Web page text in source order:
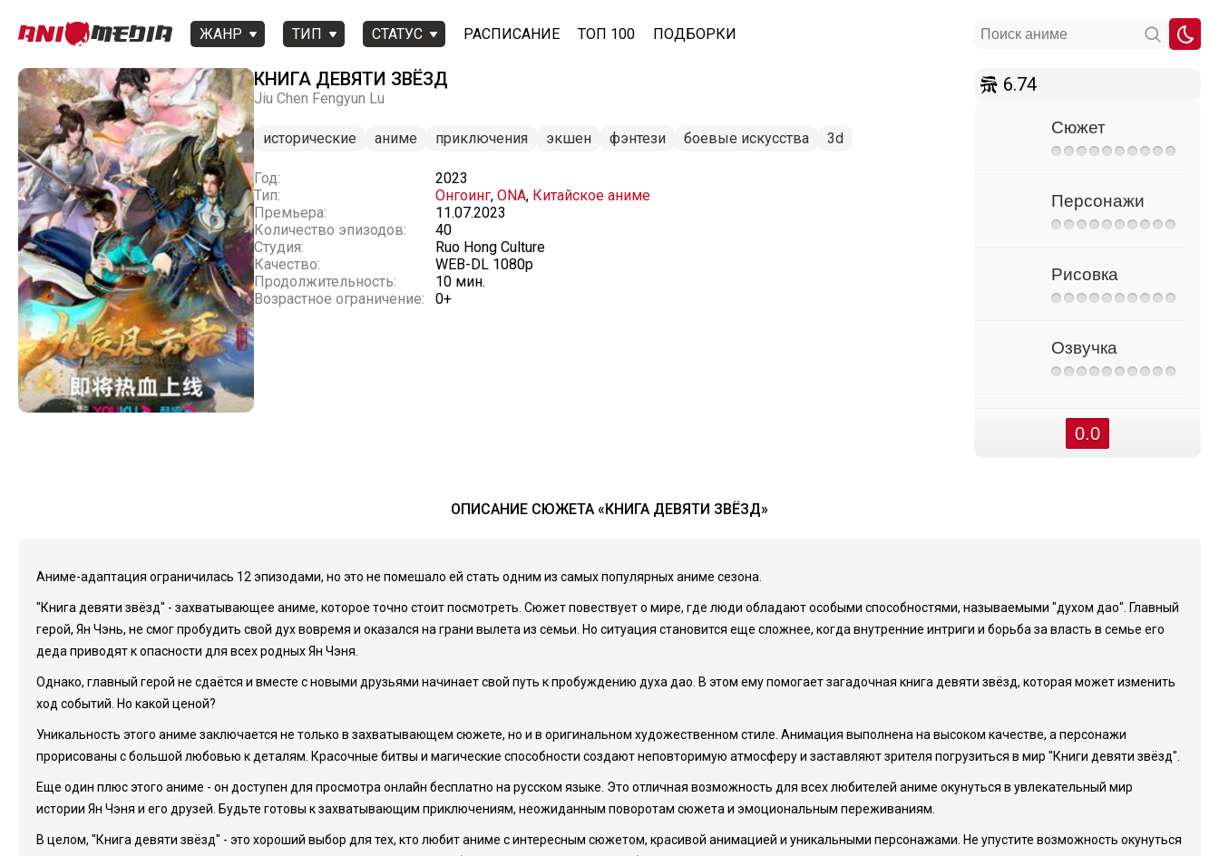
ЖАНР ТИП СТАТУС РАСПИСАНИЕ ТОП 100 ПОДБОРКИ
КНИГА ДЕВЯТИ ЗВЁЗД
Jiu Chen Fengyun Lu
исторические аниме приключения экшен фэнтези боевые искусства 3d
Год:
2023
Тип:
Онгоинг, ONA, Китайское аниме
Премьера:
11.07.2023
Количество эпизодов:
40
Студия:
Ruo Hong Culture
Качество:
WEB-DL 1080p
Продолжительность:
10 мин.
Возрастное ограничение:
0+
6.74
Сюжет
Персонажи
Рисовка
Озвучка
0.0
ОПИСАНИЕ СЮЖЕТА «КНИГА ДЕВЯТИ ЗВЁЗД»
Аниме-адаптация ограничилась 12 эпизодами, но это не помешало ей стать одним из самых популярных аниме сезона.
"Книга девяти звёзд" - захватывающее аниме, которое точно стоит посмотреть. Сюжет повествует о мире, где люди обладают особыми способностями, называемыми "духом дао". Главный
герой, Ян Чэнь, не смог пробудить свой дух вовремя и оказался на грани вылета из семьи. Но ситуация становится еще сложнее, когда внутренние интриги и борьба за власть в семье его
деда приводят к опасности для всех родных Ян Чэня.
Однако, главный герой не сдаётся и вместе с новыми друзьями начинает свой путь к пробуждению духа дао. В этом ему помогает загадочная книга девяти звёзд, которая может изменить
ход событий. Но какой ценой?
Уникальность этого аниме заключается не только в захватывающем сюжете, но и в оригинальном художественном стиле. Анимация выполнена на высоком качестве, а персонажи
прорисованы с большой любовью к деталям. Красочные битвы и магические способности создают неповторимую атмосферу и заставляют зрителя погрузиться в мир "Книги девяти звёзд".
Еще один плюс этого аниме - он доступен для просмотра онлайн бесплатно на русском языке. Это отличная возможность для всех любителей аниме окунуться в увлекательный мир
истории Ян Чэня и его друзей. Будьте готовы к захватывающим приключениям, неожиданным поворотам сюжета и эмоциональным переживаниям.
В целом, "Книга девяти звёзд" - это хороший выбор для тех, кто любит аниме с интересным сюжетом, красивой анимацией и уникальными персонажами. Не упустите возможность окунуться